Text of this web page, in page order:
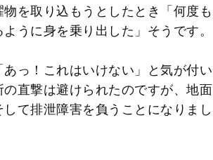
を取り込もうとしたとき「何度も
うに身を乗り出した」そうです。
っ！これはいけない」と気が付い
直撃は避けられたのですが、地面
て排泄障害を負うことになりまし